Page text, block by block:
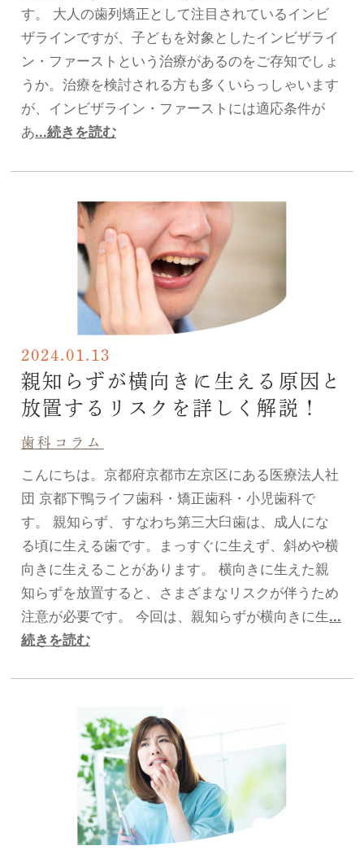
す。 大人の歯列矯正として注目されているインビ
ザラインですが、子どもを対象としたインビザライ
ン・ファーストという治療があるのをご存知でしょ
うか。治療を検討される方も多くいらっしゃいます
が、インビザライン・ファーストには適応条件が
あ...続きを読む
2024.01.13
親知らずが横向きに生える原因と
放置するリスクを詳しく解説！
歯科コラム
こんにちは。京都府京都市左京区にある医療法人社
団 京都下鴨ライフ歯科・矯正歯科・小児歯科で
す。 親知らず、すなわち第三大臼歯は、成人にな
る頃に生える歯です。まっすぐに生えず、斜めや横
向きに生えることがあります。 横向きに生えた親
知らずを放置すると、さまざまなリスクが伴うため
注意が必要です。 今回は、親知らずが横向きに生...
続きを読む